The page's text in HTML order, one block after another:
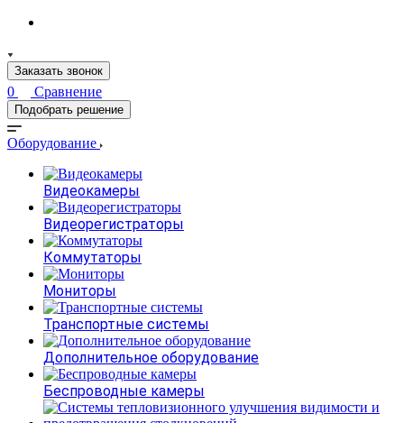
Заказать звонок
0 Сравнение
Подобрать решение
Оборудование
Видеокамеры
Видеорегистраторы
Коммутаторы
Мониторы
Транспортные системы
Дополнительное оборудование
Беспроводные камеры